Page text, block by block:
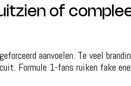
of
aanvoelen. Te veel
Formule 1-fans ruiken fake